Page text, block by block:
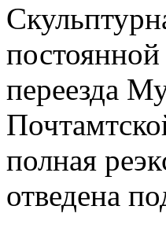
переезда
полная
отведена